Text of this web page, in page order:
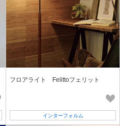
フロアライト Felittoフェリット
インターフォルム